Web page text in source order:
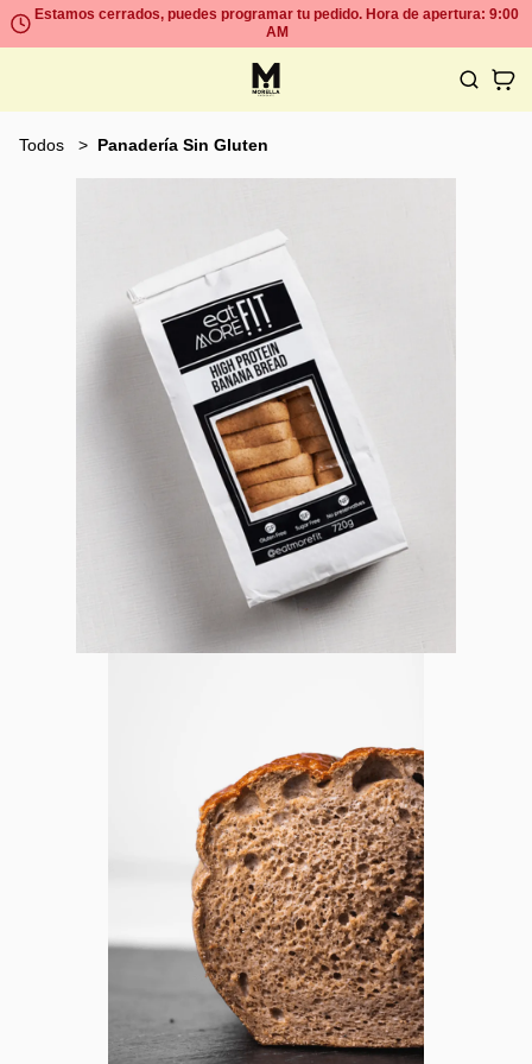
Estamos cerrados, puedes programar tu pedido. Hora de apertura: 9:00
AM
Todos Panadería Sin Gluten